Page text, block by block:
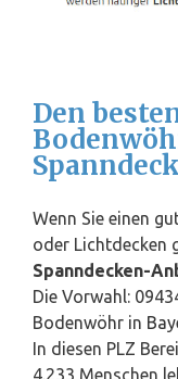
Den
Wenn Sie einen
oder Lichtdecken
Spanndecken-
Die Vorwahl:
Bodenwöhr in
In diesen PLZ
4.233 Menschen